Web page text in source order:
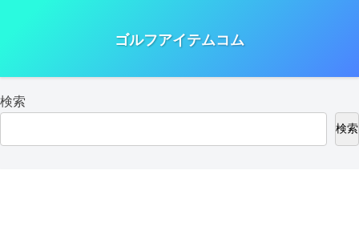
ゴルフアイテムコム
検索
検索